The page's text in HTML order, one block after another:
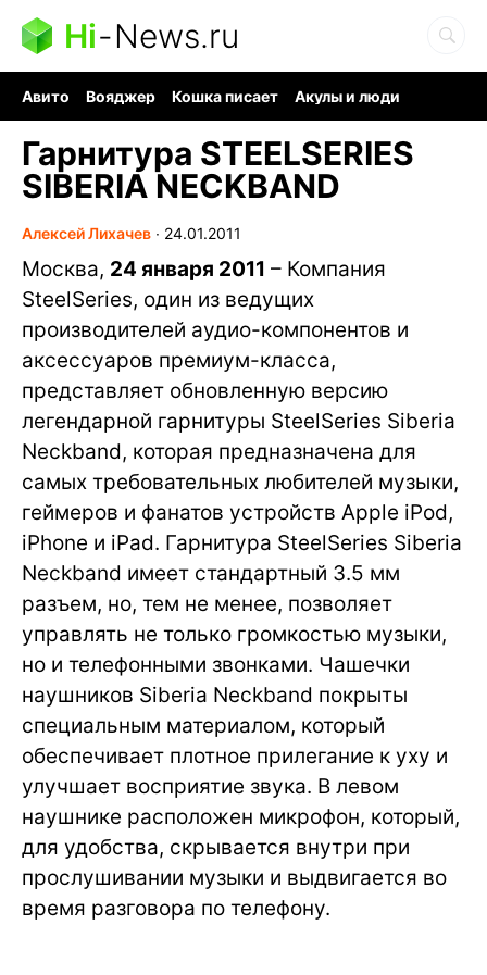
Hi-News.ru
Авито Вояджер Кошка писает
Акулы и люди
Гарнитура STEELSERIES
SIBERIA NECKBAND
Алексей Лихачев ∙ 24.01.2011
Москва, 24 января 2011 – Компания
SteelSeries, один из ведущих
производителей аудио-компонентов и
аксессуаров премиум-класса,
представляет обновленную версию
легендарной гарнитуры SteelSeries Siberia
Neckband, которая предназначена для
самых требовательных любителей музыки,
геймеров и фанатов устройств Apple iPod,
iPhone и iPad. Гарнитура SteelSeries Siberia
Neckband имеет стандартный 3.5 мм
разъем, но, тем не менее, позволяет
управлять не только громкостью музыки,
но и телефонными звонками. Чашечки
наушников Siberia Neckband покрыты
специальным материалом, который
обеспечивает плотное прилегание к уху и
улучшает восприятие звука. В левом
наушнике расположен микрофон, который,
для удобства, скрывается внутри при
прослушивании музыки и выдвигается во
время разговора по телефону.